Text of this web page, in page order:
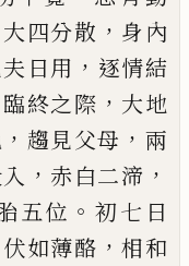
大四分散 ， 身內
日用 ， 逐情結
臨終之際 ， 大地
， 趨見父母 ， 兩
， 赤白二渧 ，
五位 。 初七日
伏如薄酪 ，相和